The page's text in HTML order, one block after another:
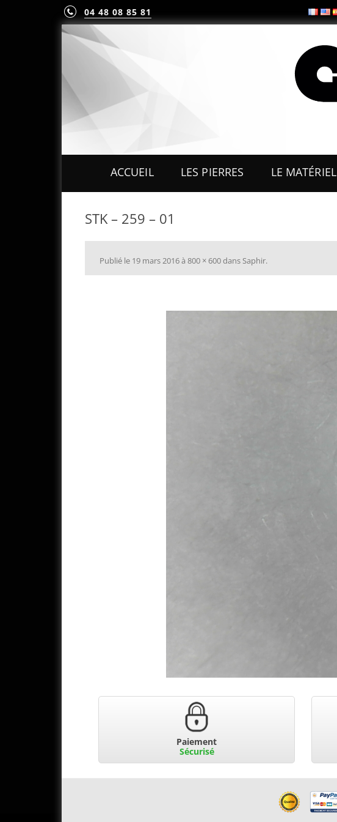
04 48 08 85 81
ACCUEIL LES PIERRES
MINÉRAUX & CRISTAUX
LE MATÉRIEL
STK – 259 – 01
Publié le 19 mars 2016à800 × 600dans Saphir.
Paiement
Sécurisé